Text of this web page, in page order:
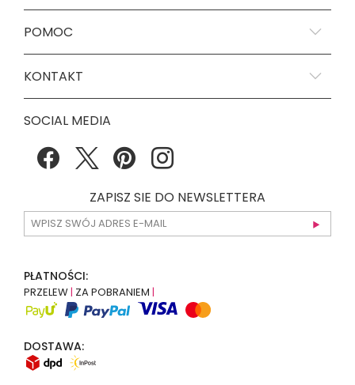
POMOC
KONTAKT
SOCIAL MEDIA
ZAPISZ SIE DO NEWSLETTERA
PŁATNOŚCI:
PRZELEW| ZA POBRANIEM |
DOSTAWA: